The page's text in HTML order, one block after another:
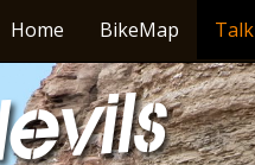
Home BikeMap Talk